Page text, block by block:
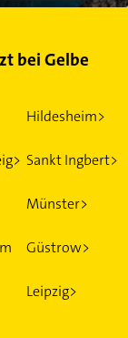
bei Gelbe
Hildesheim>
Sankt Ingbert>
Münster>
Güstrow>
Leipzig>